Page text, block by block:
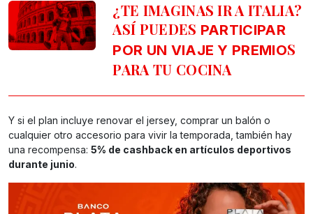
¿TE IMAGINAS IR A ITALIA?
ASÍ PUEDES PARTICIPAR
POR UN VIAJE Y PREMIOS
PARA TU COCINA
Y si el plan incluye renovar el jersey, comprar un balón o
cualquier otro accesorio para vivir la temporada, también hay
una recompensa: 5% de cashback en artículos deportivos
durante junio.